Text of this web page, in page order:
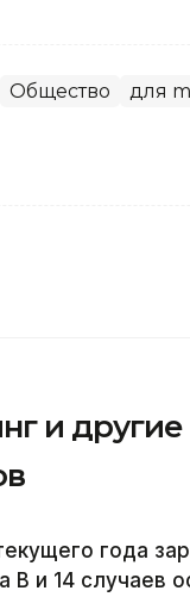
Общество для
и
года
В и 14 случаев